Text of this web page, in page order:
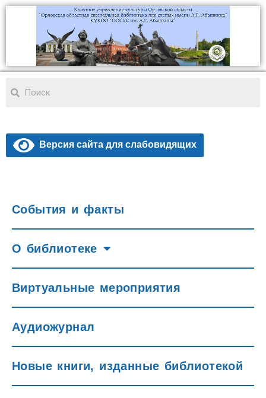
Версия сайта для слабовидящих
События и факты
О библиотеке
Виртуальные мероприятия
Аудиожурнал
Новые книги, изданные библиотекой